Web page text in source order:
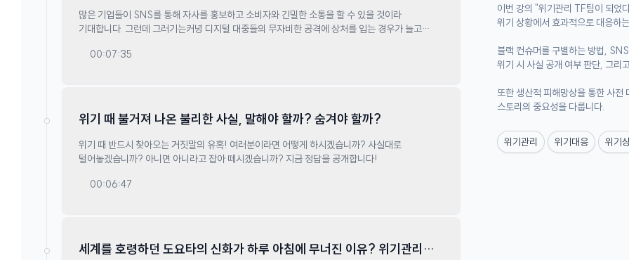
피하라!
많은 기업들이 SNS를 통해 자사를 홍보하고 소비자와 긴밀한 소통을 할 수 있을 것이라
기대합니다. 그런데 그러기는커녕 디지털 대중들의 무자비한 공격에 상처를 입는 경우가 늘고
기업은 어떡해야 할까요? 이들을 분노케 하는 3가지만큼은 꼭 피해야 합니다. 그게 뭘까요?
00:07:35
위기 때 불거져 나온 불리한 사실, 말해야 할까? 숨겨야 할까?
위기 때 반드시 찾아오는 거짓말의 유혹! 여러분이라면 어떻게 하시겠습니까? 사실대로
털어놓겠습니까? 아니면 아니라고 잡아 떼시겠습니까? 지금 정답을 공개합니다!
00:06:47
세계를 호령하던 도요타의 신화가 하루 아침에 무너진 이유? 위기관리
이번 강의 "위기관리 TF팀이 되었
위기 상황에서 효과적으로 대응하
블랙 컨슈머를 구별하는 방법,
위기 시 사실 공개 여부 판단, 그리
또한 생산적 피해망상을 통한 사전
스토리의 중요성을 다룹니다.
위기관리 위기대응 위기